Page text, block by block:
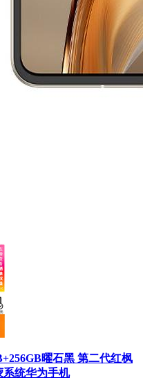
曜石黑 第二代红枫
统华为手机